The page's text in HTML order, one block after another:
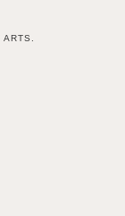
ARTS.